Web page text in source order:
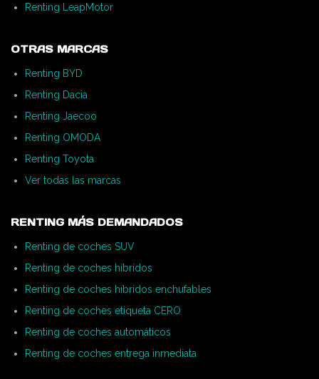
Renting LeapMotor
OTRAS MARCAS
Renting BYD
Renting Dacia
Renting Jaecoo
Renting OMODA
Renting Toyota
Ver todas las marcas
RENTING MÁS DEMANDADOS
Renting de coches SUV
Renting de coches híbridos
Renting de coches híbridos enchufables
Renting de coches etiqueta CERO
Renting de coches automáticos
Renting de coches entrega inmediata